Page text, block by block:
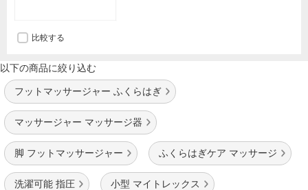
比較する
以下の商品に絞り込む
フットマッサージャー ふくらはぎ
マッサージャー マッサージ器
脚 フットマッサージャー ふくらはぎケア マッサージ
洗濯可能 指圧 小型 マイトレックス